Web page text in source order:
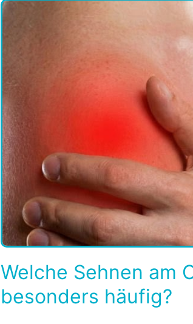
Welche Sehnen am
besonders häufig?